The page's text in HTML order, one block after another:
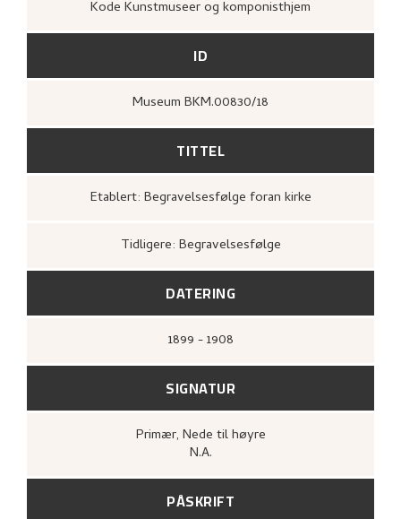
Kode Kunstmuseer og komponisthjem
ID
Museum BKM.00830/18
TITTEL
Etablert: Begravelsesfølge foran kirke
Tidligere: Begravelsesfølge
DATERING
1899 - 1908
SIGNATUR
Primær, Nede til høyre
N.A.
PÅSKRIFT